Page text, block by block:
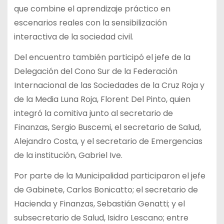
que combine el aprendizaje práctico en
escenarios reales con la sensibilización
interactiva de la sociedad civil.
Del encuentro también participó el jefe de la
Delegación del Cono Sur de la Federación
Internacional de las Sociedades de la Cruz Roja y
de la Media Luna Roja, Florent Del Pinto, quien
integró la comitiva junto al secretario de
Finanzas, Sergio Buscemi, el secretario de Salud,
Alejandro Costa, y el secretario de Emergencias
de la institución, Gabriel Ive.
Por parte de la Municipalidad participaron el jefe
de Gabinete, Carlos Bonicatto; el secretario de
Hacienda y Finanzas, Sebastián Genatti; y el
subsecretario de Salud, Isidro Lescano; entre